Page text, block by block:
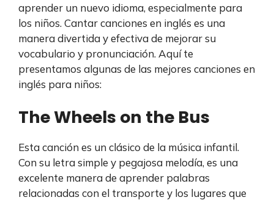
aprender un nuevo idioma, especialmente para
los niños. Cantar canciones en inglés es una
manera divertida y efectiva de mejorar su
vocabulario y pronunciación. Aquí te
presentamos algunas de las mejores canciones en
inglés para niños:
The Wheels on the Bus
Esta canción es un clásico de la música infantil.
Con su letra simple y pegajosa melodía, es una
excelente manera de aprender palabras
relacionadas con el transporte y los lugares que